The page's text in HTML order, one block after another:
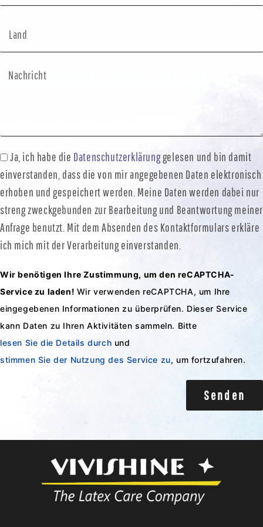
Ja, ich habe die Datenschutzerklärunggelesen und bin damit
einverstanden, dass die von mir angegebenen Daten elektronisch
erhoben und gespeichert werden. Meine Daten werden dabei nur
streng zweckgebunden zur Bearbeitung und Beantwortung meiner
Anfrage benutzt. Mit dem Absenden des Kontaktformulars erkläre
ich mich mit der Verarbeitung einverstanden.
Wir benötigen Ihre Zustimmung, um den reCAPTCHA-
Service zu laden! Wir verwenden reCAPTCHA, um Ihre
eingegebenen Informationen zu überprüfen. Dieser Service
kann Daten zu Ihren Aktivitäten sammeln. Bitte
lesen Sie die Details durch und
stimmen Sie der Nutzung des Service zu, um fortzufahren.
Senden